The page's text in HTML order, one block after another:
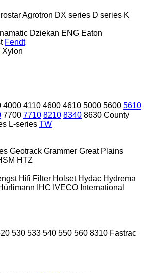
Agrotron DX series D series K
Dziekan ENG Eaton
Fendt
Xylon
4000 4110 4600 4610 5000 5600 5610
7700 7710 8210 8340 8630 County
L-series TW
Geotrack Grammer Great Plains
HTZ
Hifi Filter Holset Hydac Hydrema
IHC IVECO International
530 533 540 550 560 8310 Fastrac